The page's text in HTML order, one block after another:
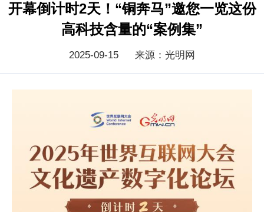
开幕倒计时2天！“铜奔马”邀您一览这份
高科技含量的“案例集”
2025-09-15 来源：光明网